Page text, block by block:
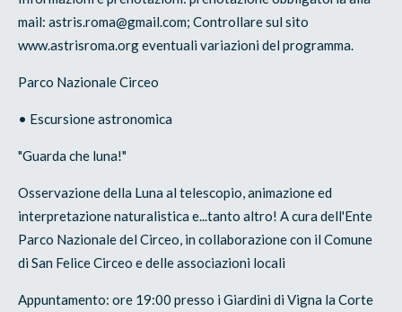
mail: astris.roma@gmail.com; Controllare sul sito
www.astrisroma.org eventuali variazioni del programma.
Parco Nazionale Circeo
• Escursione astronomica
"Guarda che luna!"
Osservazione della Luna al telescopio, animazione ed
interpretazione naturalistica e...tanto altro! A cura dell'Ente
Parco Nazionale del Circeo, in collaborazione con il Comune
di San Felice Circeo e delle associazioni locali
Appuntamento: ore 19:00 presso i Giardini di Vigna la Corte